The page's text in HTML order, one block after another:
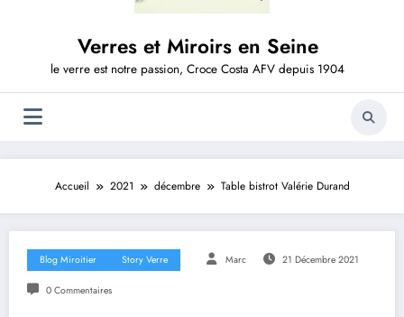
Verres et Miroirs en Seine
le verre est notre passion, Croce Costa AFV depuis 1904
Accueil 2021 décembre Table bistrot Valérie Durand
Blog Miroitier Story Verre Marc 21 Décembre 2021
0 Commentaires